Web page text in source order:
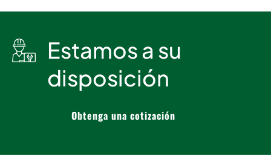
Estamos a su
disposición
Obtenga una cotización